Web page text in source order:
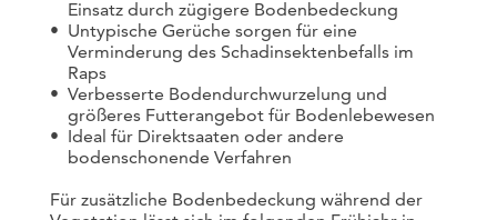
Einsatz durch zügigere Bodenbedeckung
Untypische Gerüche sorgen für eine
Verminderung des Schadinsektenbefalls im
Raps
Verbesserte Bodendurchwurzelung und
größeres Futterangebot für Bodenlebewesen
Ideal für Direktsaaten oder andere
bodenschonende Verfahren
Für zusätzliche Bodenbedeckung während der